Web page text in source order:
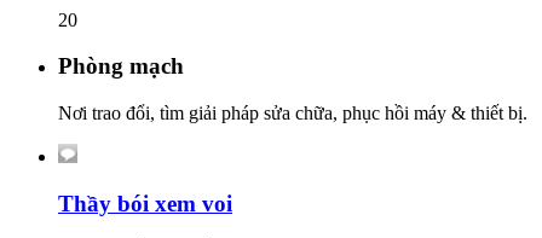
20
Phòng mạch
Nơi trao đổi, tìm giải pháp sửa chữa, phục hồi máy & thiết bị.
Thầy bói xem voi